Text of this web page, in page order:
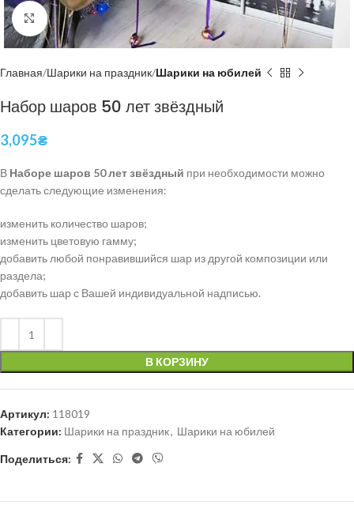
Нажмите, чтобы увеличить
Главная Шарики на праздник Шарики на юбилей
Набор шаров 50 лет звёздный
3,095₴
В Наборе шаров 50 лет звёздный при необходимости можно
сделать следующие изменения:
изменить количество шаров;
изменить цветовую гамму;
добавить любой понравившийся шар из другой композиции или
раздела;
добавить шар с Вашей индивидуальной надписью.
В КОРЗИНУ
Артикул: 118019
Категории: Шарики на праздник, Шарики на юбилей
Поделиться: